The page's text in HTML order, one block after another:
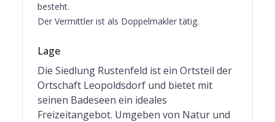
besteht.
Der Vermittler ist als Doppelmakler tätig.
Lage
Die Siedlung Rustenfeld ist ein Ortsteil der
Ortschaft Leopoldsdorf und bietet mit
seinen Badeseen ein ideales
Freizeitangebot. Umgeben von Natur und